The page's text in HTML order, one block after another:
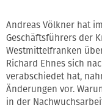
Andreas Völkner hat
Geschäftsführers der
Westmittelfranken
Richard Ehnes sich
verabschiedet hat,
Änderungen vor.
in der